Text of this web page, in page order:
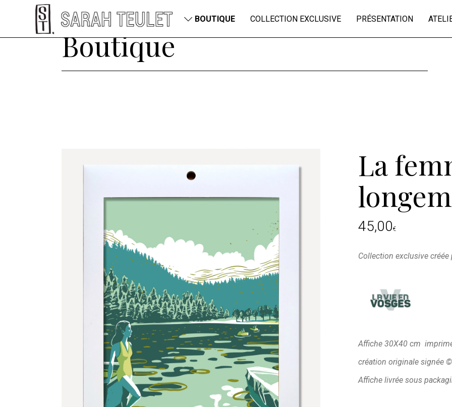
BOUTIQUE
Sérigraphies 30x40cm
COLLECTION EXCLUSIVE PRÉSENTATION
Boutique
La
45,00€
Collection exclusive
Affiche 30X40 cm
création originale signée
Affiche livrée sous